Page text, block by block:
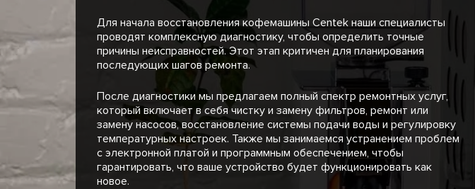
Для начала восстановления кофемашины Centek наши специалисты
проводят комплексную диагностику, чтобы определить точные
причины неисправностей. Этот этап критичен для планирования
последующих шагов ремонта.
После диагностики мы предлагаем полный спектр ремонтных услуг,
который включает в себя чистку и замену фильтров, ремонт или
замену насосов, восстановление системы подачи воды и регулировку
температурных настроек. Также мы занимаемся устранением проблем
с электронной платой и программным обеспечением, чтобы
гарантировать, что ваше устройство будет функционировать как
новое.